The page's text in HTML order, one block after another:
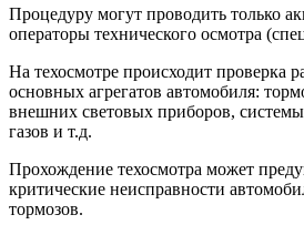
Процедуру могут проводить только
операторы технического осмотра
На техосмотре происходит проверка
основных агрегатов автомобиля:
внешних световых приборов,
газов и т.д.
Прохождение техосмотра может
критические неисправности
тормозов.